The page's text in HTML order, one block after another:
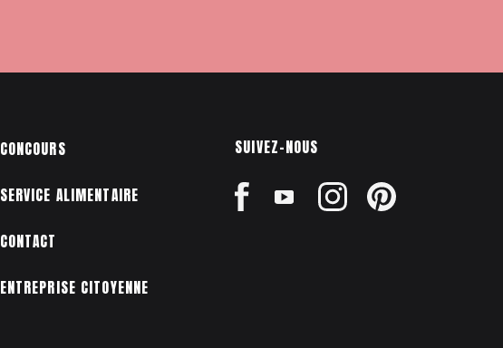
CONCOURS
SERVICE ALIMENTAIRE
CONTACT
ENTREPRISE CITOYENNE
SUIVEZ-NOUS